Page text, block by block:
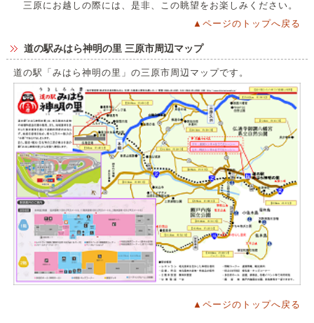
三原にお越しの際には、是非、この眺望をお楽しみください。
▲ページのトップへ戻る
道の駅みはら神明の里 三原市周辺マップ
道の駅「みはら神明の里」の三原市周辺マップです。
▲ページのトップへ戻る